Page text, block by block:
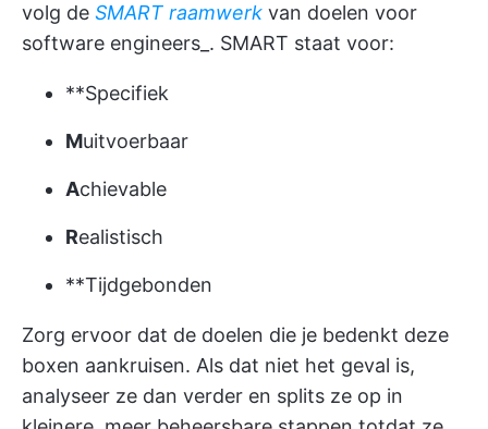
volg de SMART raamwerk van doelen voor
software engineers_. SMART staat voor:
**Specifiek
Muitvoerbaar
Achievable
Realistisch
**Tijdgebonden
Zorg ervoor dat de doelen die je bedenkt deze
boxen aankruisen. Als dat niet het geval is,
analyseer ze dan verder en splits ze op in